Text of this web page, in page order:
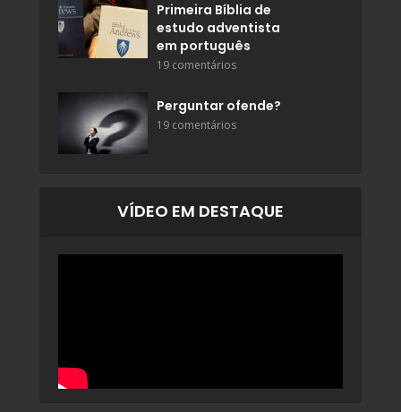
Primeira Bíblia de
estudo adventista
em português
19 comentários
Perguntar ofende?
19 comentários
VÍDEO EM DESTAQUE